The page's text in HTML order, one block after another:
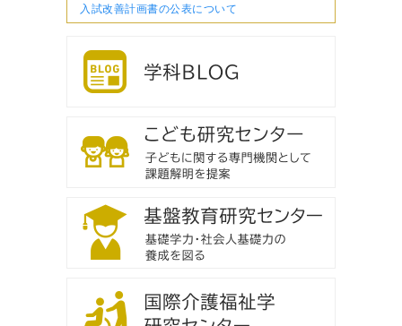
入試改善計画書の公表について